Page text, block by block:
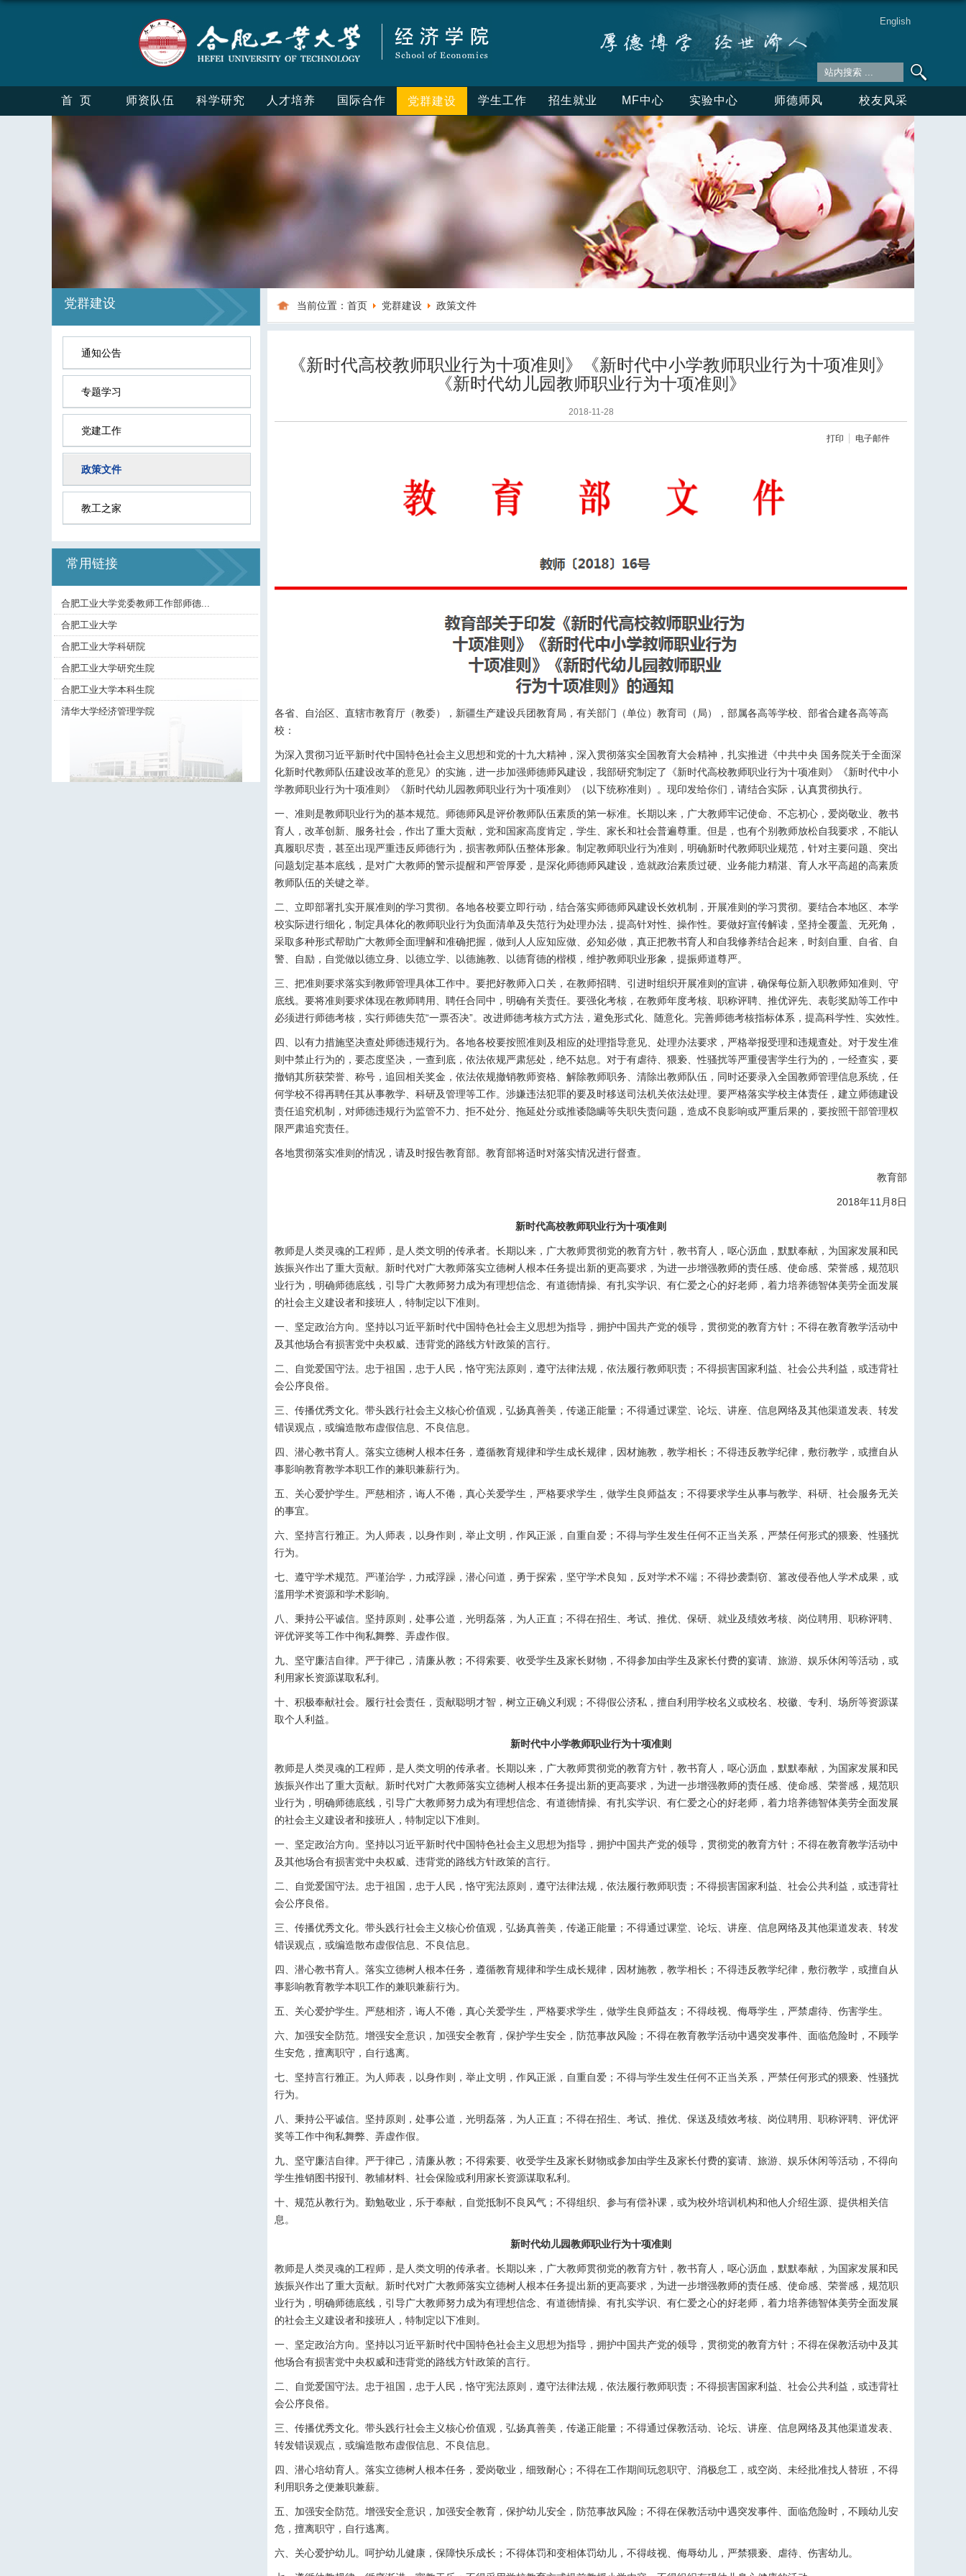
English
首页 师资队伍 科学研究 人才培养 国际合作 党群建设 学生工作 招生就业 MF中心 实验中心 师德师风 校友风采
党群建设
通知公告
专题学习
党建工作
政策文件
教工之家
常用链接
合肥工业大学党委教师工作部师德...
合肥工业大学
合肥工业大学科研院
合肥工业大学研究生院
合肥工业大学本科生院
清华大学经济管理学院
当前位置： 首页 党群建设 政策文件
《新时代高校教师职业行为十项准则》《新时代中小学教师职业行为十项准则》
《新时代幼儿园教师职业行为十项准则》
2018-11-28
打印 电子邮件
各省、自治区、直辖市教育厅（教委），新疆生产建设兵团教育局，有关部门（单位）教育司（局），部属各高等学校、部省合建各高等高
校：
为深入贯彻习近平新时代中国特色社会主义思想和党的十九大精神，深入贯彻落实全国教育大会精神，扎实推进《中共中央 国务院关于全面深
化新时代教师队伍建设改革的意见》的实施，进一步加强师德师风建设，我部研究制定了《新时代高校教师职业行为十项准则》《新时代中小
学教师职业行为十项准则》《新时代幼儿园教师职业行为十项准则》（以下统称准则）。现印发给你们，请结合实际，认真贯彻执行。
一、准则是教师职业行为的基本规范。师德师风是评价教师队伍素质的第一标准。长期以来，广大教师牢记使命、不忘初心，爱岗敬业、教书
育人，改革创新、服务社会，作出了重大贡献，党和国家高度肯定，学生、家长和社会普遍尊重。但是，也有个别教师放松自我要求，不能认
真履职尽责，甚至出现严重违反师德行为，损害教师队伍整体形象。制定教师职业行为准则，明确新时代教师职业规范，针对主要问题、突出
问题划定基本底线，是对广大教师的警示提醒和严管厚爱，是深化师德师风建设，造就政治素质过硬、业务能力精湛、育人水平高超的高素质
教师队伍的关键之举。
二、立即部署扎实开展准则的学习贯彻。各地各校要立即行动，结合落实师德师风建设长效机制，开展准则的学习贯彻。要结合本地区、本学
校实际进行细化，制定具体化的教师职业行为负面清单及失范行为处理办法，提高针对性、操作性。要做好宣传解读，坚持全覆盖、无死角，
采取多种形式帮助广大教师全面理解和准确把握，做到人人应知应做、必知必做，真正把教书育人和自我修养结合起来，时刻自重、自省、自
警、自励，自觉做以德立身、以德立学、以德施教、以德育德的楷模，维护教师职业形象，提振师道尊严。
三、把准则要求落实到教师管理具体工作中。要把好教师入口关，在教师招聘、引进时组织开展准则的宣讲，确保每位新入职教师知准则、守
底线。要将准则要求体现在教师聘用、聘任合同中，明确有关责任。要强化考核，在教师年度考核、职称评聘、推优评先、表彰奖励等工作中
必须进行师德考核，实行师德失范“一票否决”。改进师德考核方式方法，避免形式化、随意化。完善师德考核指标体系，提高科学性、实效性。
四、以有力措施坚决查处师德违规行为。各地各校要按照准则及相应的处理指导意见、处理办法要求，严格举报受理和违规查处。对于发生准
则中禁止行为的，要态度坚决，一查到底，依法依规严肃惩处，绝不姑息。对于有虐待、猥亵、性骚扰等严重侵害学生行为的，一经查实，要
撤销其所获荣誉、称号，追回相关奖金，依法依规撤销教师资格、解除教师职务、清除出教师队伍，同时还要录入全国教师管理信息系统，任
何学校不得再聘任其从事教学、科研及管理等工作。涉嫌违法犯罪的要及时移送司法机关依法处理。要严格落实学校主体责任，建立师德建设
责任追究机制，对师德违规行为监管不力、拒不处分、拖延处分或推诿隐瞒等失职失责问题，造成不良影响或严重后果的，要按照干部管理权
限严肃追究责任。
各地贯彻落实准则的情况，请及时报告教育部。教育部将适时对落实情况进行督查。
教育部
2018年11月8日
新时代高校教师职业行为十项准则
教师是人类灵魂的工程师，是人类文明的传承者。长期以来，广大教师贯彻党的教育方针，教书育人，呕心沥血，默默奉献，为国家发展和民
族振兴作出了重大贡献。新时代对广大教师落实立德树人根本任务提出新的更高要求，为进一步增强教师的责任感、使命感、荣誉感，规范职
业行为，明确师德底线，引导广大教师努力成为有理想信念、有道德情操、有扎实学识、有仁爱之心的好老师，着力培养德智体美劳全面发展
的社会主义建设者和接班人，特制定以下准则。
一、坚定政治方向。坚持以习近平新时代中国特色社会主义思想为指导，拥护中国共产党的领导，贯彻党的教育方针；不得在教育教学活动中
及其他场合有损害党中央权威、违背党的路线方针政策的言行。
二、自觉爱国守法。忠于祖国，忠于人民，恪守宪法原则，遵守法律法规，依法履行教师职责；不得损害国家利益、社会公共利益，或违背社
会公序良俗。
三、传播优秀文化。带头践行社会主义核心价值观，弘扬真善美，传递正能量；不得通过课堂、论坛、讲座、信息网络及其他渠道发表、转发
错误观点，或编造散布虚假信息、不良信息。
四、潜心教书育人。落实立德树人根本任务，遵循教育规律和学生成长规律，因材施教，教学相长；不得违反教学纪律，敷衍教学，或擅自从
事影响教育教学本职工作的兼职兼薪行为。
五、关心爱护学生。严慈相济，诲人不倦，真心关爱学生，严格要求学生，做学生良师益友；不得要求学生从事与教学、科研、社会服务无关
的事宜。
六、坚持言行雅正。为人师表，以身作则，举止文明，作风正派，自重自爱；不得与学生发生任何不正当关系，严禁任何形式的猥亵、性骚扰
行为。
七、遵守学术规范。严谨治学，力戒浮躁，潜心问道，勇于探索，坚守学术良知，反对学术不端；不得抄袭剽窃、篡改侵吞他人学术成果，或
滥用学术资源和学术影响。
八、秉持公平诚信。坚持原则，处事公道，光明磊落，为人正直；不得在招生、考试、推优、保研、就业及绩效考核、岗位聘用、职称评聘、
评优评奖等工作中徇私舞弊、弄虚作假。
九、坚守廉洁自律。严于律己，清廉从教；不得索要、收受学生及家长财物，不得参加由学生及家长付费的宴请、旅游、娱乐休闲等活动，或
利用家长资源谋取私利。
十、积极奉献社会。履行社会责任，贡献聪明才智，树立正确义利观；不得假公济私，擅自利用学校名义或校名、校徽、专利、场所等资源谋
取个人利益。
新时代中小学教师职业行为十项准则
教师是人类灵魂的工程师，是人类文明的传承者。长期以来，广大教师贯彻党的教育方针，教书育人，呕心沥血，默默奉献，为国家发展和民
族振兴作出了重大贡献。新时代对广大教师落实立德树人根本任务提出新的更高要求，为进一步增强教师的责任感、使命感、荣誉感，规范职
业行为，明确师德底线，引导广大教师努力成为有理想信念、有道德情操、有扎实学识、有仁爱之心的好老师，着力培养德智体美劳全面发展
的社会主义建设者和接班人，特制定以下准则。
一、坚定政治方向。坚持以习近平新时代中国特色社会主义思想为指导，拥护中国共产党的领导，贯彻党的教育方针；不得在教育教学活动中
及其他场合有损害党中央权威、违背党的路线方针政策的言行。
二、自觉爱国守法。忠于祖国，忠于人民，恪守宪法原则，遵守法律法规，依法履行教师职责；不得损害国家利益、社会公共利益，或违背社
会公序良俗。
三、传播优秀文化。带头践行社会主义核心价值观，弘扬真善美，传递正能量；不得通过课堂、论坛、讲座、信息网络及其他渠道发表、转发
错误观点，或编造散布虚假信息、不良信息。
四、潜心教书育人。落实立德树人根本任务，遵循教育规律和学生成长规律，因材施教，教学相长；不得违反教学纪律，敷衍教学，或擅自从
事影响教育教学本职工作的兼职兼薪行为。
五、关心爱护学生。严慈相济，诲人不倦，真心关爱学生，严格要求学生，做学生良师益友；不得歧视、侮辱学生，严禁虐待、伤害学生。
六、加强安全防范。增强安全意识，加强安全教育，保护学生安全，防范事故风险；不得在教育教学活动中遇突发事件、面临危险时，不顾学
生安危，擅离职守，自行逃离。
七、坚持言行雅正。为人师表，以身作则，举止文明，作风正派，自重自爱；不得与学生发生任何不正当关系，严禁任何形式的猥亵、性骚扰
行为。
八、秉持公平诚信。坚持原则，处事公道，光明磊落，为人正直；不得在招生、考试、推优、保送及绩效考核、岗位聘用、职称评聘、评优评
奖等工作中徇私舞弊、弄虚作假。
九、坚守廉洁自律。严于律己，清廉从教；不得索要、收受学生及家长财物或参加由学生及家长付费的宴请、旅游、娱乐休闲等活动，不得向
学生推销图书报刊、教辅材料、社会保险或利用家长资源谋取私利。
十、规范从教行为。勤勉敬业，乐于奉献，自觉抵制不良风气；不得组织、参与有偿补课，或为校外培训机构和他人介绍生源、提供相关信
息。
新时代幼儿园教师职业行为十项准则
教师是人类灵魂的工程师，是人类文明的传承者。长期以来，广大教师贯彻党的教育方针，教书育人，呕心沥血，默默奉献，为国家发展和民
族振兴作出了重大贡献。新时代对广大教师落实立德树人根本任务提出新的更高要求，为进一步增强教师的责任感、使命感、荣誉感，规范职
业行为，明确师德底线，引导广大教师努力成为有理想信念、有道德情操、有扎实学识、有仁爱之心的好老师，着力培养德智体美劳全面发展
的社会主义建设者和接班人，特制定以下准则。
一、坚定政治方向。坚持以习近平新时代中国特色社会主义思想为指导，拥护中国共产党的领导，贯彻党的教育方针；不得在保教活动中及其
他场合有损害党中央权威和违背党的路线方针政策的言行。
二、自觉爱国守法。忠于祖国，忠于人民，恪守宪法原则，遵守法律法规，依法履行教师职责；不得损害国家利益、社会公共利益，或违背社
会公序良俗。
三、传播优秀文化。带头践行社会主义核心价值观，弘扬真善美，传递正能量；不得通过保教活动、论坛、讲座、信息网络及其他渠道发表、
转发错误观点，或编造散布虚假信息、不良信息。
四、潜心培幼育人。落实立德树人根本任务，爱岗敬业，细致耐心；不得在工作期间玩忽职守、消极怠工，或空岗、未经批准找人替班，不得
利用职务之便兼职兼薪。
五、加强安全防范。增强安全意识，加强安全教育，保护幼儿安全，防范事故风险；不得在保教活动中遇突发事件、面临危险时，不顾幼儿安
危，擅离职守，自行逃离。
六、关心爱护幼儿。呵护幼儿健康，保障快乐成长；不得体罚和变相体罚幼儿，不得歧视、侮辱幼儿，严禁猥亵、虐待、伤害幼儿。